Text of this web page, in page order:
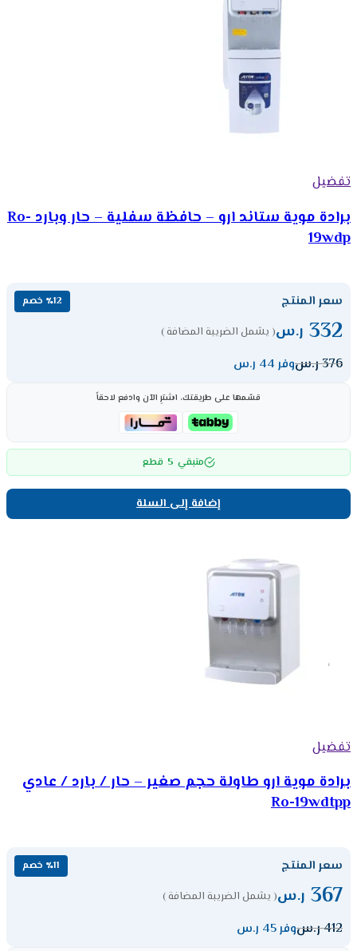
تفضيل
برادة موية ستاند ارو – حافظة سفلية – حار وبارد Ro-
19wdp
سعر المنتج ٪12 خصم
332 ر.س( يشمل الضريبة المضافة )
376ر.سوفر 44 ر.س
قسّمها على طريقتك، اشترِ الآن وادفع لاحقاً
متبقي 5 قطع
إضافة إلى السلة
تفضيل
برادة موية ارو طاولة حجم صغير – حار / بارد / عادي
Ro-19wdtpp
سعر المنتج ٪11 خصم
367 ر.س( يشمل الضريبة المضافة )
412ر.سوفر 45 ر.س